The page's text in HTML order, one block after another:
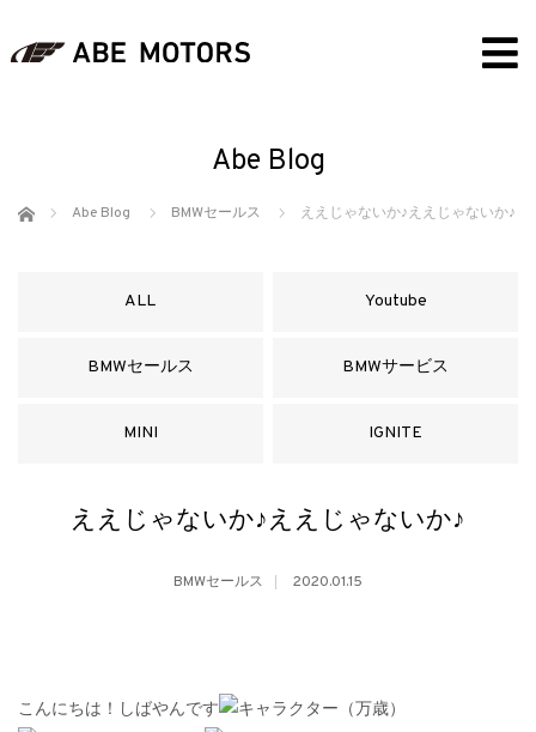
Abe Blog
ホーム Abe Blog BMWセールス ええじゃないか♪ええじゃないか♪
ALL Youtube
BMWセールス BMWサービス
MINI IGNITE
ええじゃないか♪ええじゃないか♪
BMWセールス 2020.01.15
こんにちは！しばやんです